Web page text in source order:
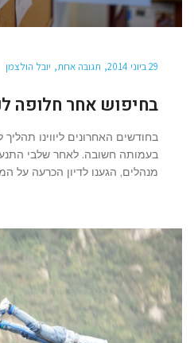
29 ביוני 2014 תגובה אחת יובל הולצמן
בחיפוש אחר חלופה
בחודשים האחרונים ליווינו
בעמותה חשובה. לאחר שלבי
מנהלים, הגענו לדיון הכרעה על